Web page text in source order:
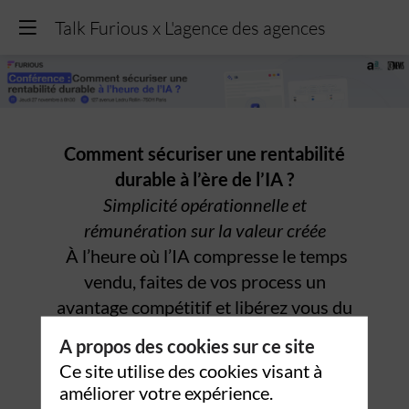
Talk Furious x L'agence des agences
Comment sécuriser une rentabilité
durable à l’ère de l’IA ?
Simplicité opérationnelle et
rémunération sur la valeur créée
À l’heure où l’IA compresse le temps
vendu, faites de vos process un
avantage compétitif et libérez vous du
Contexte & positionnement :
A propos des cookies sur ce site
Ce site utilise des cookies visant à
améliorer votre expérience.